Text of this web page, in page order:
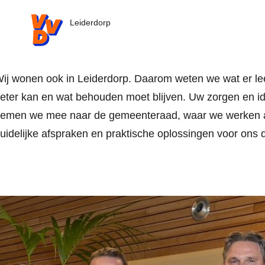
VVD.nl
Leiderdorp
wonen ook in Leiderdorp. Daarom weten we wat er
kan en wat behouden moet blijven. Uw zorgen en
we mee naar de gemeenteraad, waar we werken
afspraken en praktische oplossingen voor ons